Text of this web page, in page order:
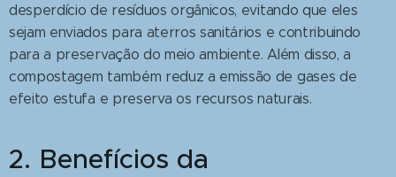
desperdício de resíduos orgânicos, evitando que eles
sejam enviados para aterros sanitários e contribuindo
para a preservação do meio ambiente. Além disso, a
compostagem também reduz a emissão de gases de
efeito estufa e preserva os recursos naturais.
2. Benefícios da